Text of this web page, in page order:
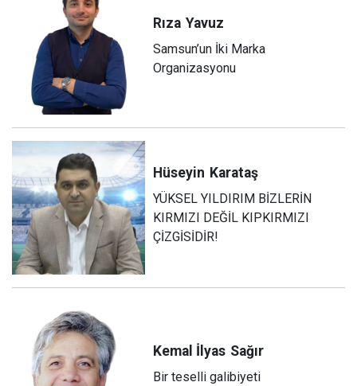
Rıza Yavuz
Samsun’un İki Marka
Organizasyonu
Hüseyin Karataş
YÜKSEL YILDIRIM BİZLERİN
KIRMIZI DEĞİL KIPKIRMIZI
ÇİZGİSİDİR!
Kemal İlyas Sağır
Bir teselli galibiyeti